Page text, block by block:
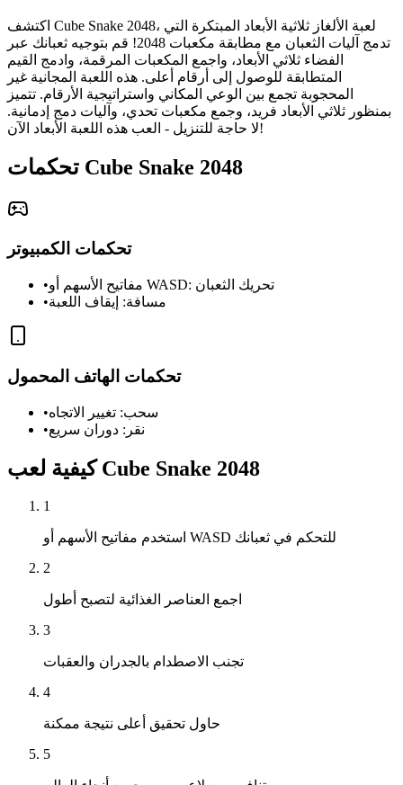
اكتشف Cube Snake 2048، لعبة الألغاز ثلاثية الأبعاد المبتكرة التي
تدمج آليات الثعبان مع مطابقة مكعبات 2048! قم بتوجيه ثعبانك عبر
الفضاء ثلاثي الأبعاد، واجمع المكعبات المرقمة، وادمج القيم
المتطابقة للوصول إلى أرقام أعلى. هذه اللعبة المجانية غير
المحجوبة تجمع بين الوعي المكاني واستراتيجية الأرقام. تتميز
بمنظور ثلاثي الأبعاد فريد، وجمع مكعبات تحدي، وآليات دمج إدمانية.
لا حاجة للتنزيل - العب هذه اللعبة الأبعاد الآن!
تحكمات Cube Snake 2048
تحكمات الكمبيوتر
•
مفاتيح الأسهم أو WASD: تحريك الثعبان
•مسافة: إيقاف اللعبة
تحكمات الهاتف المحمول
•سحب: تغيير الاتجاه
•نقر: دوران سريع
كيفية لعب Cube Snake 2048
1
استخدم مفاتيح الأسهم أو WASD للتحكم في ثعبانك
2
اجمع العناصر الغذائية لتصبح أطول
3
تجنب الاصطدام بالجدران والعقبات
4
حاول تحقيق أعلى نتيجة ممكنة
5